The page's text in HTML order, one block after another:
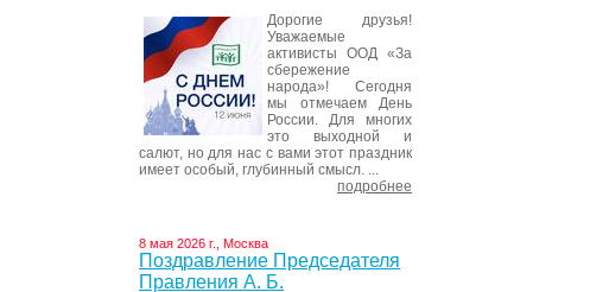
Дорогие друзья!
Уважаемые
активисты ООД «За
сбережение
народа»! Сегодня
мы отмечаем День
России. Для многих
это выходной и
салют, но для нас с вами этот праздник
имеет особый, глубинный смысл. ...
подробнее
8 мая 2026 г., Москва
Поздравление Председателя
Правления А. Б.